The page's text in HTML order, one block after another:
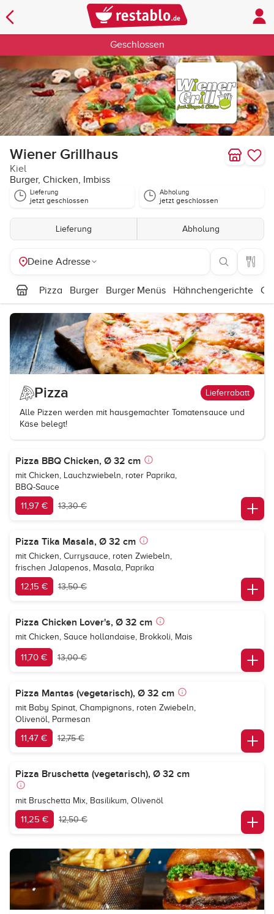
Geschlossen
Wiener Grillhaus
Kiel
Burger, Chicken, Imbiss
Lieferung
jetzt geschlossen
Abholung
jetzt geschlossen
Lieferung Abholung
Deine Adresse
Pizza Burger Burger Menüs Hähnchengerichte
Pizza Lieferrabatt
Alle Pizzen werden mit hausgemachter Tomatensauce und
Käse belegt!
Pizza BBQ Chicken, Ø 32 cm
mit Chicken, Lauchzwiebeln, roter Paprika,
BBQ-Sauce
11,97 € 13,30 €
Pizza Tika Masala, Ø 32 cm
mit Chicken, Currysauce, roten Zwiebeln,
frischen Jalapenos, Masala, Paprika
12,15 € 13,50 €
Pizza Chicken Lover's, Ø 32 cm
mit Chicken, Sauce hollandaise, Brokkoli, Mais
11,70 € 13,00 €
Pizza Mantas (vegetarisch), Ø 32 cm
mit Baby Spinat, Champignons, roten Zwiebeln,
Olivenöl, Parmesan
11,47 € 12,75 €
Pizza Bruschetta (vegetarisch), Ø 32 cm
mit Bruschetta Mix, Basilikum, Olivenöl
11,25 € 12,50 €